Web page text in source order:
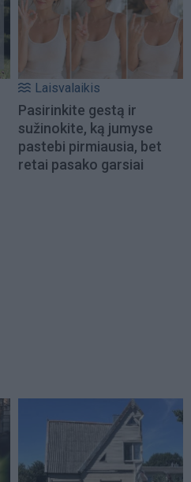
Laisvalaikis
Pasirinkite gestą ir
sužinokite, ką jumyse
pastebi pirmiausia, bet
retai pasako garsiai